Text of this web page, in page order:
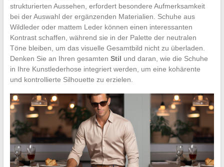
strukturierten Aussehen, erfordert besondere Aufmerksamkeit
bei der Auswahl der ergänzenden Materialien. Schuhe aus
Wildleder oder mattem Leder können einen interessanten
Kontrast schaffen, während sie in der Palette der neutralen
Töne bleiben, um das visuelle Gesamtbild nicht zu überladen.
Denken Sie an Ihren gesamten Stil und daran, wie die Schuhe
in Ihre Kunstlederhose integriert werden, um eine kohärente
und kontrollierte Silhouette zu erzielen.